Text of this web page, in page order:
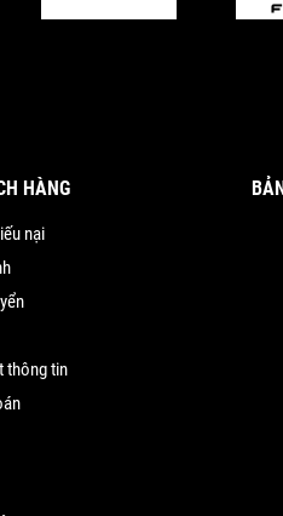
HÀNG
nại
thông tin